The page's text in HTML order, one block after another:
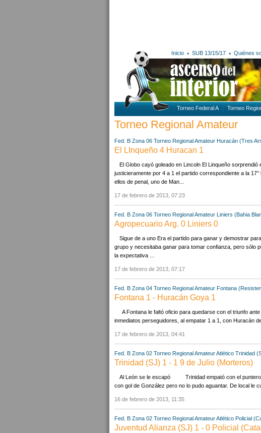
Inicio SUB 13/15/17 Quiénes
Torneo Federal A Torneo
Torneo Regional Amateur
Fed. B Zona 06 Torneo Regional Amateur Huracán (Tres
El LInqueño 4 Huracan 1
El Globo cayó goleado en Lincoln El Linqueño
justicieramente por 4 a 1 el partido correspondiente a la
ellos de penal, uno de Man...
17 de febrero de 2013, 07:23
Fed. B Zona 06 Torneo Regional Amateur Liniers (Bahia
Agropecuario Arg. 0 Liniers 0
Sigue de a uno Era el partido para ganar y demostrar
grupo y necesitaba ganar para tomar confianza, pero sólo
la expectativa ...
17 de febrero de 2013, 07:17
Fed. B Zona 04 Torneo Regional Amateur Fontana
Fontana 1 - Huracán Goya 1
A Fontana le faltó oficio para quedarse con el triunfo
inmediatos perseguidores, al empatar 1 a 1, con Huracán
17 de febrero de 2013, 04:41
Fed. B Zona 02 Torneo Regional AmateurAtlético Trinidad
Trinidad (SJ) 1 - 1 9 de Julio (Morteros)
Al León se le escapó Trinidad empató con el puntero
con gol de González pero no lo pudo aguantar. De local le
16 de febrero de 2013, 11:35
Fed. B Zona 02 Torneo Regional AmateurAtlético Policial
Juventud Alianza (SJ) 1 - 0 Policial